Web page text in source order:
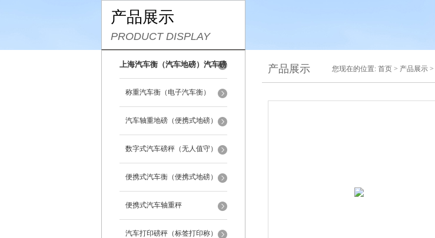
产品展示
PRODUCT DISPLAY
上海汽车衡（汽车地磅）汽车磅
秤称重汽车衡（电子汽车衡）
汽车轴重地磅（便携式地磅）
数字式汽车磅秤（无人值守）
便携式汽车衡（便携式地磅）
便携式汽车轴重秤
汽车打印磅秤（标签打印称）
产品展示 您现在的位置: 首页 > 产品展示 >